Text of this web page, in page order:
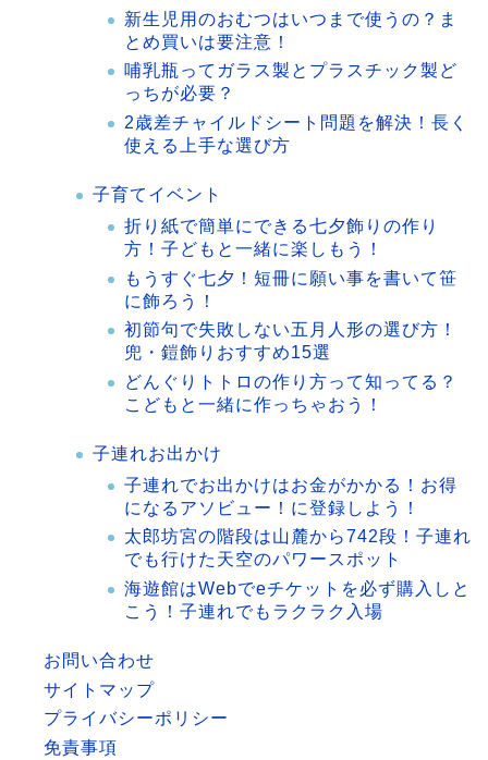
新生児用のおむつはいつまで使うの？ま
とめ買いは要注意！
哺乳瓶ってガラス製とプラスチック製ど
っちが必要？
2歳差チャイルドシート問題を解決！長く
使える上手な選び方
子育てイベント
折り紙で簡単にできる七夕飾りの作り
方！子どもと一緒に楽しもう！
もうすぐ七夕！短冊に願い事を書いて笹
に飾ろう！
初節句で失敗しない五月人形の選び方！
兜・鎧飾りおすすめ15選
どんぐりトトロの作り方って知ってる？
こどもと一緒に作っちゃおう！
子連れお出かけ
子連れでお出かけはお金がかかる！お得
になるアソビュー！に登録しよう！
太郎坊宮の階段は山麓から742段！子連れ
でも行けた天空のパワースポット
海遊館はWebでeチケットを必ず購入しと
こう！子連れでもラクラク入場
お問い合わせ
サイトマップ
プライバシーポリシー
免責事項